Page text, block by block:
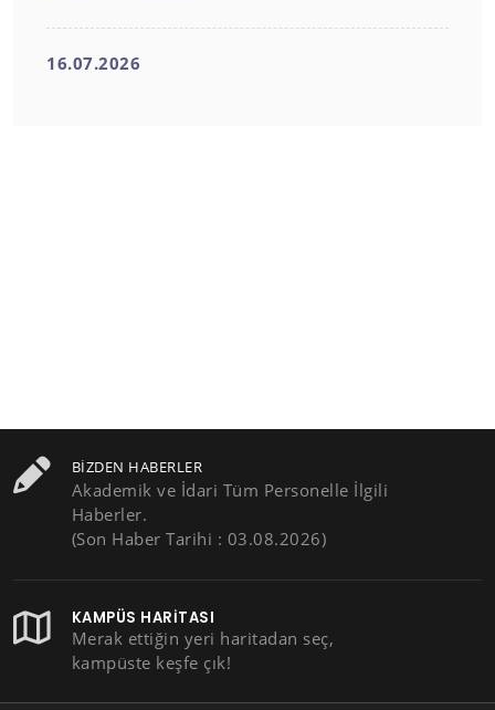
16.07.2026
BIZDEN HABERLER
Akademik ve İdari Tüm Personelle İlgili
Haberler.
(Son Haber Tarihi : 03.08.2026)
KAMPÜS HARITASI
Merak ettiğin yeri haritadan seç,
kampüste keşfe çık!